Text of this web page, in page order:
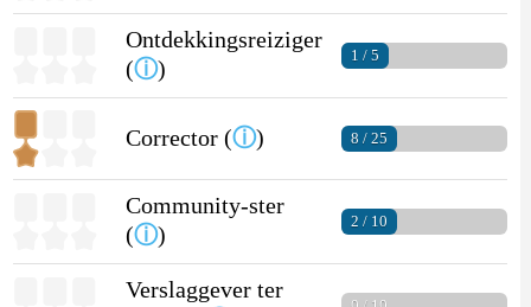
Ontdekkingsreiziger
(ⓘ)
1 / 5
Corrector (ⓘ) 8 / 25
Community-ster
(ⓘ)
2 / 10
Verslaggever ter